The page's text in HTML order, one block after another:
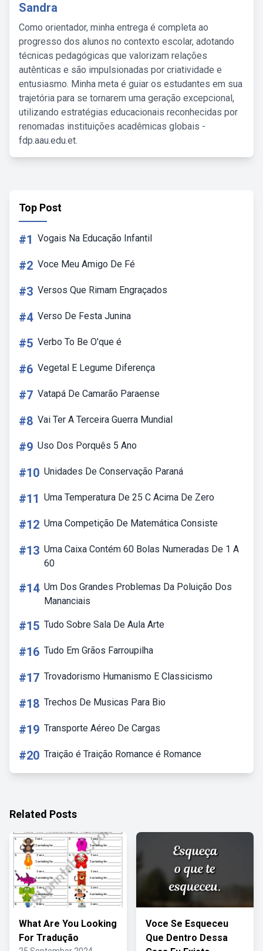
Sandra
Como orientador, minha entrega é completa ao
progresso dos alunos no contexto escolar, adotando
técnicas pedagógicas que valorizam relações
autênticas e são impulsionadas por criatividade e
entusiasmo. Minha meta é guiar os estudantes em sua
trajetória para se tornarem uma geração excepcional,
utilizando estratégias educacionais reconhecidas por
renomadas instituições acadêmicas globais -
fdp.aau.edu.et.
Top Post
#1 Vogais Na Educação Infantil
#2 Voce Meu Amigo De Fé
#3 Versos Que Rimam Engraçados
#4 Verso De Festa Junina
#5 Verbo To Be O'que é
#6 Vegetal E Legume Diferença
#7 Vatapá De Camarão Paraense
#8 Vai Ter A Terceira Guerra Mundial
#9 Uso Dos Porquês 5 Ano
#10 Unidades De Conservação Paraná
#11 Uma Temperatura De 25 C Acima De Zero
#12 Uma Competição De Matemática Consiste
#13 Uma Caixa Contém 60 Bolas Numeradas De 1 A
60
#14 Um Dos Grandes Problemas Da Poluição Dos
Mananciais
#15 Tudo Sobre Sala De Aula Arte
#16 Tudo Em Grãos Farroupilha
#17 Trovadorismo Humanismo E Classicismo
#18 Trechos De Musicas Para Bio
#19 Transporte Aéreo De Cargas
#20 Traição é Traição Romance é Romance
Related Posts
What Are You Looking
For Tradução
Voce Se Esqueceu
Que Dentro Dessa